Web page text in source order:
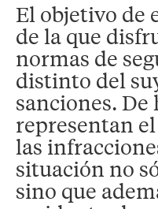
El objetivo de
de la que
normas de
distinto del
sanciones.
representan
las
situación no
sino que